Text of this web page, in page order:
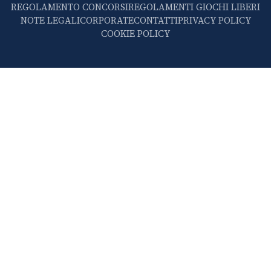
REGOLAMENTO CONCORSIREGOLAMENTI GIOCHI LIBERI
NOTE LEGALICORPORATECONTATTIPRIVACY POLICY
COOKIE POLICY